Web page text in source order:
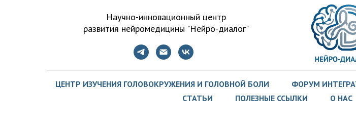
Научно-инновационный центр
развития нейромедицины "Нейро-диалог"
ЦЕНТР ИЗУЧЕНИЯ ГОЛОВОКРУЖЕНИЯ И ГОЛОВНОЙ БОЛИ ФОРУМ
СТАТЬИ
ПОЛЕЗНЫЕ ССЫЛКИ О НАС